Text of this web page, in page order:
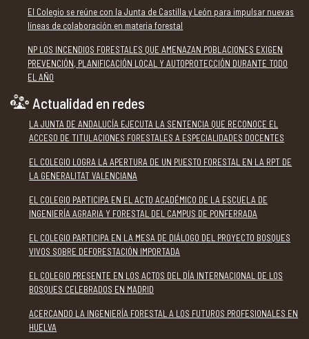
El Colegio se reúne con la Junta de Castilla y León para impulsar nuevas
líneas de colaboración en materia forestal
NP LOS INCENDIOS FORESTALES QUE AMENAZAN POBLACIONES EXIGEN
PREVENCIÓN, PLANIFICACIÓN LOCAL Y AUTOPROTECCIÓN DURANTE TODO
EL AÑO
Actualidad en redes
LA JUNTA DE ANDALUCÍA EJECUTA LA SENTENCIA QUE RECONOCE EL
ACCESO DE TITULACIONES FORESTALES A ESPECIALIDADES DOCENTES
EL COLEGIO LOGRA LA APERTURA DE UN PUESTO FORESTAL EN LA RPT DE
LA GENERALITAT VALENCIANA
EL COLEGIO PARTICIPA EN EL ACTO ACADÉMICO DE LA ESCUELA DE
INGENIERÍA AGRARIA Y FORESTAL DEL CAMPUS DE PONFERRADA
EL COLEGIO PARTICIPA EN LA MESA DE DIÁLOGO DEL PROYECTO BOSQUES
VIVOS SOBRE DEFORESTACIÓN IMPORTADA
EL COLEGIO PRESENTE EN LOS ACTOS DEL DÍA INTERNACIONAL DE LOS
BOSQUES CELEBRADOS EN MADRID
ACERCANDO LA INGENIERÍA FORESTAL A LOS FUTUROS PROFESIONALES EN
HUELVA